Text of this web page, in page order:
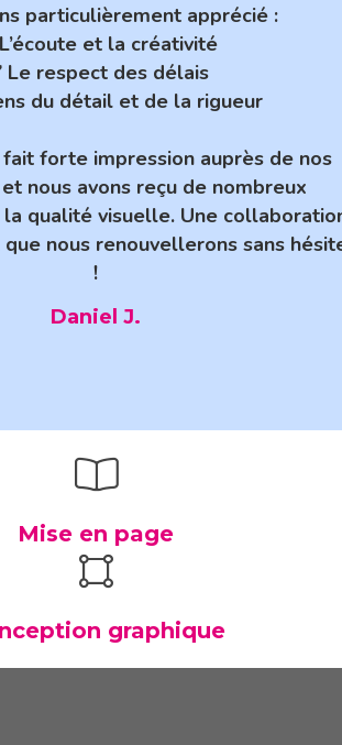
particulièrement apprécié :
et la créativité
respect des délais
du détail et de la rigueur
forte impression auprès de nos
nous avons reçu de nombreux
qualité visuelle. Une
nous renouvellerons sans
!
Daniel J.
Mise en page
graphique